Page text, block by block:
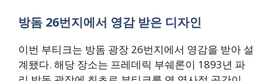
방돔 26번지에서 영감 받은 디자인
이번 부티크는 방돔 광장 26번지에서 영감을 받아 설
계됐다. 해당 장소는 프레데릭 부쉐론이 1893년 파